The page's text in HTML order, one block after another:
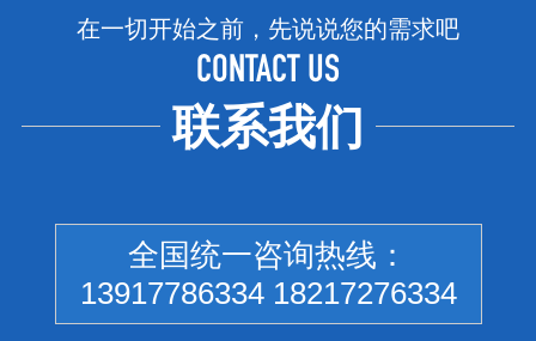
在一切开始之前，先说说您的需求吧
CONTACT US
联系我们
全国统一咨询热线：
13917786334 18217276334